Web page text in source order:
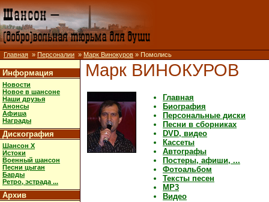
Главная » Персоналии » Марк Винокуров » Помолись
Информация
Новости
Новое в шансоне
Наши друзья
Анонсы
Афиша
Награды
Дискография
Шансон X
Истоки
Военный шансон
Песни цыган
Барды
Ретро, эстрада ...
Архив
Марк ВИНОКУРОВ
Главная
Биография
Персональные диски
Песни в сборниках
DVD, видео
Кассеты
Автографы
Постеры, афиши, ...
Фотоальбом
Тексты песен
MP3
Видео